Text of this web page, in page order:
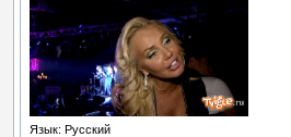
Язык: Русский